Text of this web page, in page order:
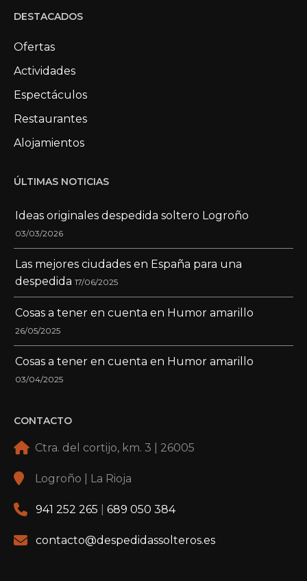
DESTACADOS
Ofertas
Actividades
Espectáculos
Restaurantes
Alojamientos
ÚLTIMAS NOTICIAS
Ideas originales despedida soltero Logroño
03/03/2026
Las mejores ciudades en España para una
despedida 17/06/2025
Cosas a tener en cuenta en Humor amarillo
26/05/2025
Cosas a tener en cuenta en Humor amarillo
03/04/2025
CONTACTO
Ctra. del cortijo, km. 3 | 26005
Logroño | La Rioja
941 252 265 689 050 384
contacto@despedidassolteros.es